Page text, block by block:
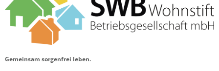
Gemeinsam sorgenfrei leben.